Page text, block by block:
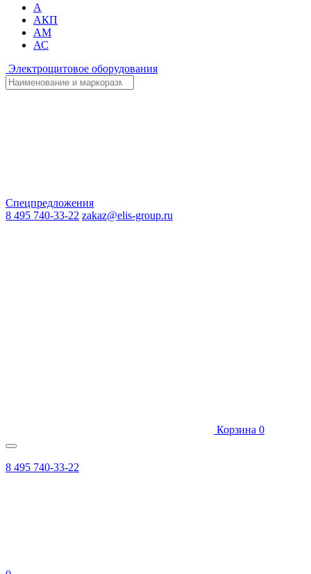
А
АКП
АМ
АС
Электрощитовое оборудования
Спецпредложения
8 495 740-33-22 zakaz@elis-group.ru
Корзина 0
8 495 740-33-22